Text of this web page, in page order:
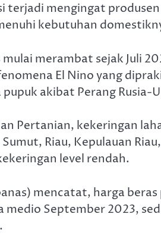
terjadi mengingat
kebutuhan
merambat sejak Juli
El Nino yang
akibat Perang Rusia-
Pertanian, kekeringan
Riau, Kepulauan
level rendah.
mencatat, harga
medio September 2023,